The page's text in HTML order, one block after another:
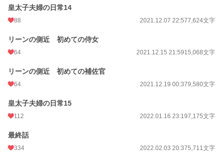
皇太子夫婦の日常14
88 2021.12.07 22:577,624文字
リーンの側近 初めての侍女
64 2021.12.15 21:5915,068文字
リーンの側近 初めての補佐官
64 2021.12.19 00:379,580文字
皇太子夫婦の日常15
112 2022.01.16 23:197,175文字
最終話
334 2022.02.03 20:375,711文字